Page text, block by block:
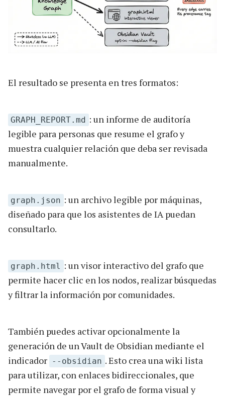
El resultado se presenta en tres formatos:
GRAPH_REPORT.md : un informe de auditoría
legible para personas que resume el grafo y
muestra cualquier relación que deba ser revisada
manualmente.
graph.json : un archivo legible por máquinas,
diseñado para que los asistentes de IA puedan
consultarlo.
graph.html
: un visor interactivo del grafo que
permite hacer clic en los nodos, realizar búsquedas
y filtrar la información por comunidades.
También puedes activar opcionalmente la
generación de un Vault de Obsidian mediante el
indicador --obsidian . Esto crea una wiki lista
para utilizar, con enlaces bidireccionales, que
permite navegar por el grafo de forma visual y